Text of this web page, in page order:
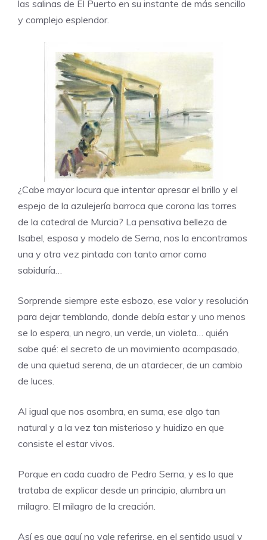
las salinas de El Puerto en su instante de más sencillo
y complejo esplendor.
¿Cabe mayor locura que intentar apresar el brillo y el
espejo de la azulejería barroca que corona las torres
de la catedral de Murcia? La pensativa belleza de
Isabel, esposa y modelo de Serna, nos la encontramos
una y otra vez pintada con tanto amor como
sabiduría…
Sorprende siempre este esbozo, ese valor y resolución
para dejar temblando, donde debía estar y uno menos
se lo espera, un negro, un verde, un violeta… quién
sabe qué: el secreto de un movimiento acompasado,
de una quietud serena, de un atardecer, de un cambio
de luces.
Al igual que nos asombra, en suma, ese algo tan
natural y a la vez tan misterioso y huidizo en que
consiste el estar vivos.
Porque en cada cuadro de Pedro Serna, y es lo que
trataba de explicar desde un principio, alumbra un
milagro. El milagro de la creación.
Así es que aquí no vale referirse, en el sentido usual y